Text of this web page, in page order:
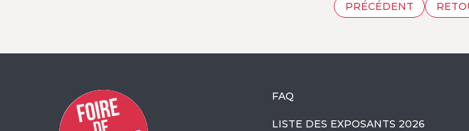
PRÉCÉDENT
FAQ
LISTE DES EXPOSANTS 2026